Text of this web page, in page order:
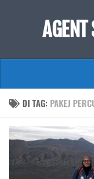
Skip to content
DI TAG: PAKEJ